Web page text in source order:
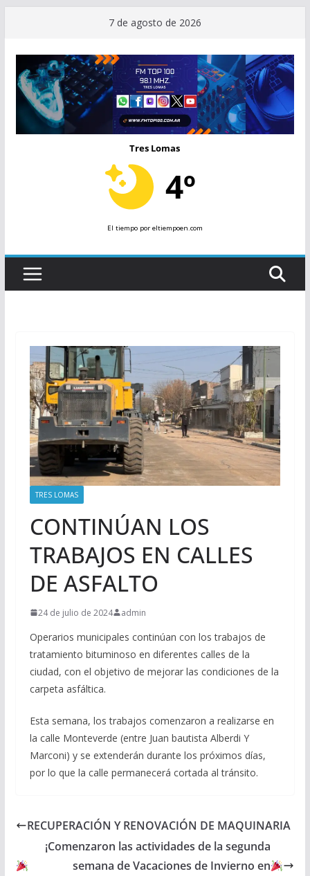
contenido
7 de agosto de 2026
Tres Lomas
4º
El tiempopor eltiempoen.com
TRES LOMAS
CONTINÚAN LOS
TRABAJOS EN CALLES
DE ASFALTO
24 de julio de 2024 admin
Operarios municipales continúan con los trabajos de
tratamiento bituminoso en diferentes calles de la
ciudad, con el objetivo de mejorar las condiciones de la
carpeta asfáltica.
Esta semana, los trabajos comenzaron a realizarse en
la calle Monteverde (entre Juan bautista Alberdi Y
Marconi) y se extenderán durante los próximos días,
por lo que la calle permanecerá cortada al tránsito.
RECUPERACIÓN Y RENOVACIÓN DE MAQUINARIA
¡Comenzaron las actividades de la segunda
semana de Vacaciones de Invierno en